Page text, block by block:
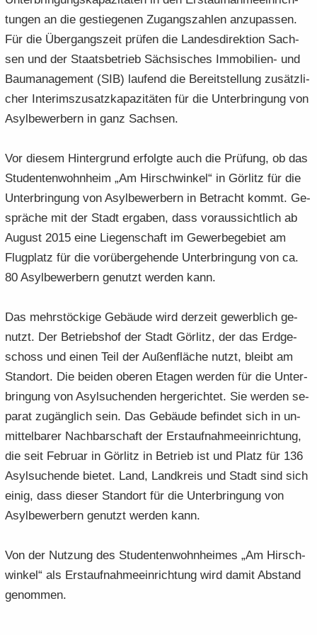
tun­gen an die ge­stie­ge­nen Zu­gangs­zah­len an­zu­pas­sen.
Für die Über­gangs­zeit prü­fen die Lan­des­di­rek­ti­on Sach­
sen und der Staats­be­trieb Säch­si­sches Immobilien-​ und
Bau­ma­nage­ment (SIB) lau­fend die Be­reit­stel­lung zu­sätz­li­
cher In­te­rims­zu­satz­ka­pa­zi­tä­ten für die Un­ter­brin­gung von
Asyl­be­wer­bern in ganz Sach­sen.
Vor die­sem Hin­ter­grund er­folg­te auch die Prü­fung, ob das
Stu­den­ten­wohn­heim „Am Hirsch­win­kel“ in Gör­litz für die
Un­ter­brin­gung von Asyl­be­wer­bern in Be­tracht kommt. Ge­
sprä­che mit der Stadt er­ga­ben, dass vor­aus­sicht­lich ab
Au­gust 2015 eine Lie­gen­schaft im Ge­wer­be­ge­biet am
Flug­platz für die vor­über­ge­hen­de Un­ter­brin­gung von ca.
80 Asyl­be­wer­bern ge­nutzt wer­den kann.
Das mehr­stö­cki­ge Ge­bäu­de wird der­zeit ge­werb­lich ge­
nutzt. Der Be­triebs­hof der Stadt Gör­litz, der das Erd­ge­
schoss und einen Teil der Au­ßen­flä­che nutzt, bleibt am
Stand­ort. Die bei­den obe­ren Eta­gen wer­den für die Un­ter­
brin­gung von Asyl­su­chen­den her­ge­rich­tet. Sie wer­den se­
pa­rat zu­gäng­lich sein. Das Ge­bäu­de be­fin­det sich in un­
mit­tel­ba­rer Nach­bar­schaft der Erst­auf­nah­me­ein­rich­tung,
die seit Fe­bru­ar in Gör­litz in Be­trieb ist und Platz für 136
Asyl­su­chen­de bie­tet. Land, Land­kreis und Stadt sind sich
einig, dass die­ser Stand­ort für die Un­ter­brin­gung von
Asyl­be­wer­bern ge­nutzt wer­den kann.
Von der Nut­zung des Stu­den­ten­wohn­hei­mes „Am Hirsch­
win­kel“ als Erst­auf­nah­me­ein­rich­tung wird damit Ab­stand
ge­nom­men.